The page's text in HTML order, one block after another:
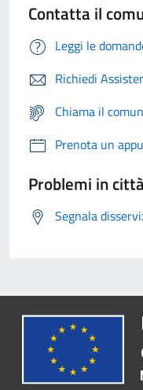
Contatta il
Leggi le
Richiedi
Chiama il
Prenota un
Problemi in città
Segnala